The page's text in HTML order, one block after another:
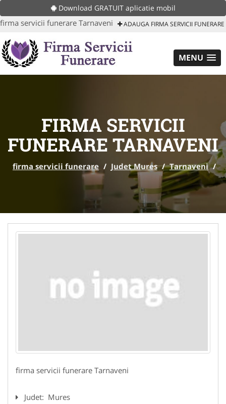
Download GRATUIT aplicatie mobil
firma servicii funerare Tarnaveni ADAUGA FIRMA SERVICII FUNERARE
MENU
FIRMA SERVICII
FUNERARE TARNAVENI
firma servicii funerare / Judet Mures / Tarnaveni /
firma servicii funerare Tarnaveni
Judet: Mures